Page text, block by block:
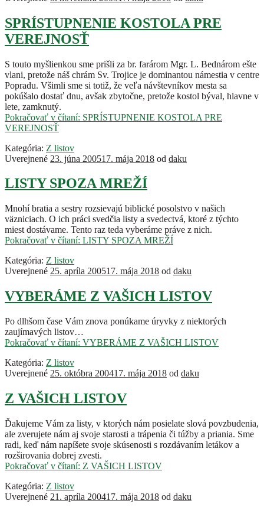
SPRÍSTUPNENIE KOSTOLA PRE
VEREJNOSŤ
S touto myšlienkou sme prišli za br. farárom Mgr. L. Bednárom ešte
vlani, pretože náš chrám Sv. Trojice je dominantou námestia v centre
Popradu. Všimli sme si totiž, že veľa návštevníkov mesta sa
pokúšalo dostať dnu, avšak zbytočne, pretože kostol býval, hlavne v
lete, zamknutý.
Pokračovať v čítaní: SPRÍSTUPNENIE KOSTOLA PRE
VEREJNOSŤ
Kategória: Z listov
Uverejnené 23. júna 200517. mája 2018 od daku
LISTY SPOZA MREŽÍ
Mnohí bratia a sestry rozsievajú biblické posolstvo v našich
väzniciach. O ich práci svedčia listy a svedectvá, ktoré z týchto
miest dostávame. Tento raz teda vyberáme práve z nich.
Pokračovať v čítaní: LISTY SPOZA MREŽÍ
Kategória: Z listov
Uverejnené 25. apríla 200517. mája 2018 od daku
VYBERÁME Z VAŠICH LISTOV
Po dlhšom čase Vám znova ponúkame úryvky z niektorých
zaujímavých listov…
Pokračovať v čítaní: VYBERÁME Z VAŠICH LISTOV
Kategória: Z listov
Uverejnené 25. októbra 200417. mája 2018 od daku
Z VAŠICH LISTOV
Ďakujeme Vám za listy, v ktorých nám posielate slová povzbudenia,
ale zverujete nám aj svoje starosti a trápenia či túžby a priania. Sme
radi, keď nám napíšete svoje skúsenosti s rozdávaním letákov a
rozširovania dobrej zvesti.
Pokračovať v čítaní: Z VAŠICH LISTOV
Kategória: Z listov
Uverejnené 21. apríla 200417. mája 2018 od daku